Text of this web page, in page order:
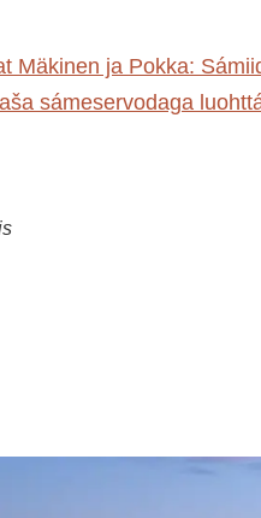
Mäkinen ja Pokka:
sámeservodaga